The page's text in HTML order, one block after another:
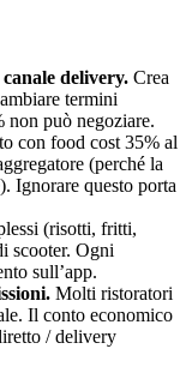
delivery. Crea
termini
non può negoziare.
con food cost 35% al
(perché la
Ignorare questo porta
(risotti, fritti,
scooter. Ogni
sull’app.
Molti ristoratori
Il conto economico
/ delivery